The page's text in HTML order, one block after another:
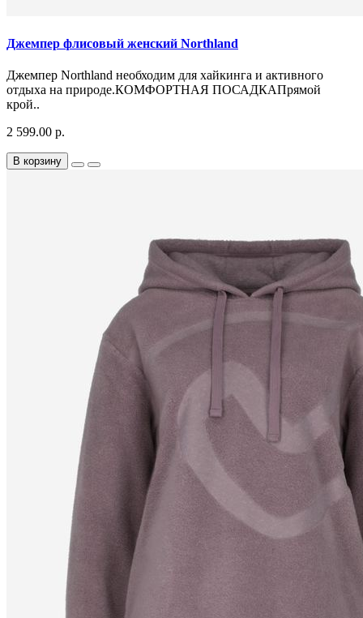
Джемпер флисовый женский Northland
Джемпер Northland необходим для хайкинга и активного
отдыха на природе.КОМФОРТНАЯ ПОСАДКАПрямой
крой..
2 599.00 р.
В корзину